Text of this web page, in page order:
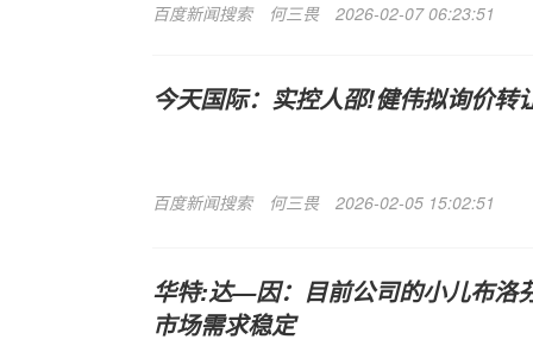
百度新闻搜索 何三畏 2026-02-07 06:23:51
今天国际：实控人邵!健伟拟询价转
百度新闻搜索 何三畏 2026-02-05 15:02:51
华特:达—因：目前公司的小儿布洛
市场需求稳定